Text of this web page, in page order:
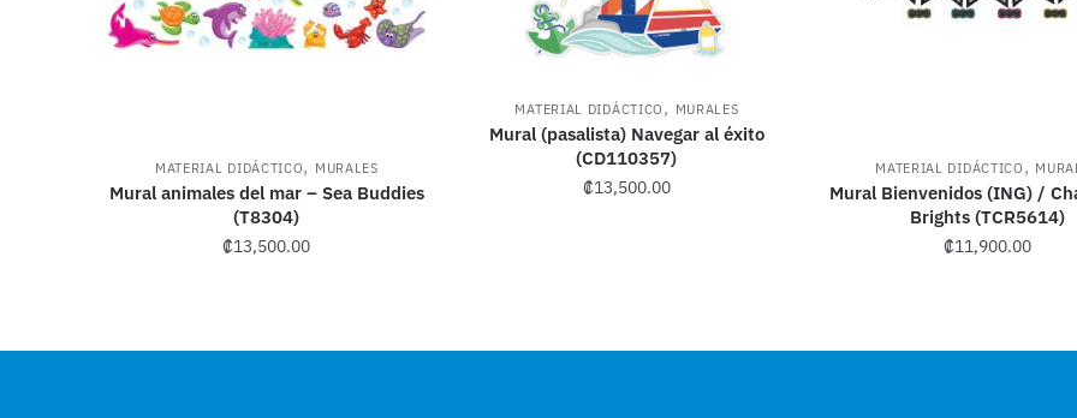
MATERIAL DIDÁCTICO, MURALES
Mural animales del mar – Sea Buddies
(T8304)
₡13,500.00
MATERIAL DIDÁCTICO , MURALES
Mural (pasalista) Navegar al éxito
(CD110357)
₡13,500.00
MATERIAL DIDÁCTICO ,
Mural Bienvenidos (ING) /
Brights (TCR5614)
₡11,900.00